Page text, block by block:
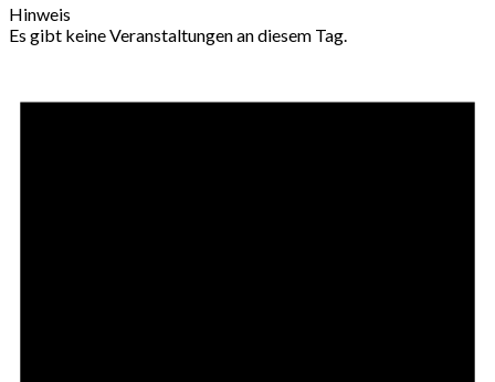
Hinweis
Es gibt keine Veranstaltungen an diesem Tag.